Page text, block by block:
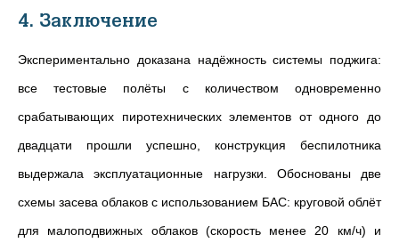
4. Заключение
Экспериментально доказана надёжность системы поджига:
все тестовые полёты с количеством одновременно
срабатывающих пиротехнических элементов от одного до
двадцати прошли успешно, конструкция беспилотника
выдержала эксплуатационные нагрузки. Обоснованы две
схемы засева облаков с использованием БАС: круговой облёт
для малоподвижных облаков (скорость менее 20 км/ч) и